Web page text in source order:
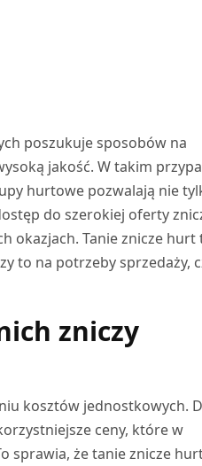
poszukuje sposobów na
jakość. W takim
hurtowe pozwalają nie
do szerokiej oferty
okazjach. Tanie znicze hurt
to na potrzeby sprzedaży,
zniczy
kosztów jednostkowych.
ceny, które w
sprawia, że tanie znicze